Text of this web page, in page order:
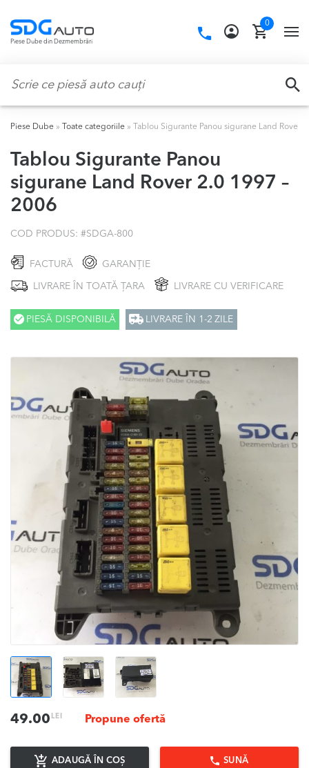
navigation
content
Piese Dube din Dezmembrări
Call
0
Piese Dube » Toate categoriile » Tablou Sigurante Panou sigurane Land Rover
Tablou Sigurante Panou
sigurane Land Rover 2.0 1997 –
2006
COD PRODUS: #SDGA-800
FACTURĂ GARANȚIE
LIVRARE ÎN TOATĂ ȚARA LIVRARE CU VERIFICARE
PIESĂ DISPONIBILĂ LIVRARE ÎN 1-2 ZILE
49.00 LEI Propune ofertă
ADAUGĂ ÎN COȘ SUNĂ